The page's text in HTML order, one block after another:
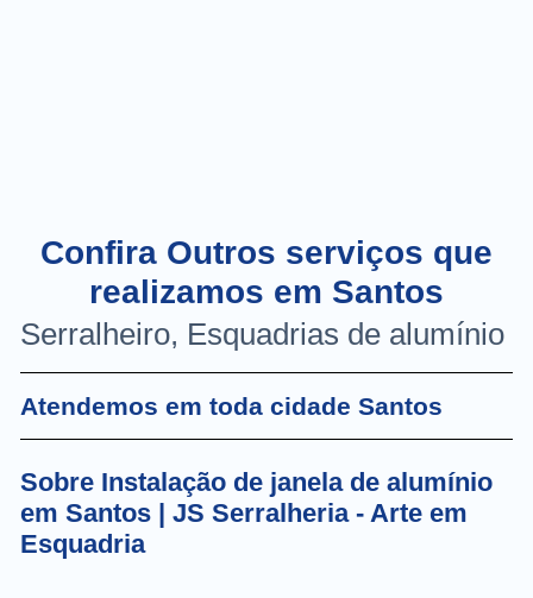
Confira Outros serviços que
realizamos em Santos
Serralheiro, Esquadrias de alumínio
Atendemos em toda cidade Santos
Sobre Instalação de janela de alumínio
em Santos | JS Serralheria - Arte em
Esquadria